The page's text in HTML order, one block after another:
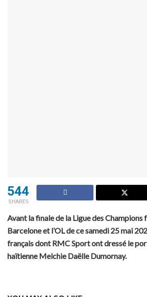
544
SHARES
Avant la finale de la Ligue des Champions
Barcelone et l’OL de ce samedi 25 mai
français dont RMC Sport ont dressé le
haïtienne Melchie Daëlle Dumornay.